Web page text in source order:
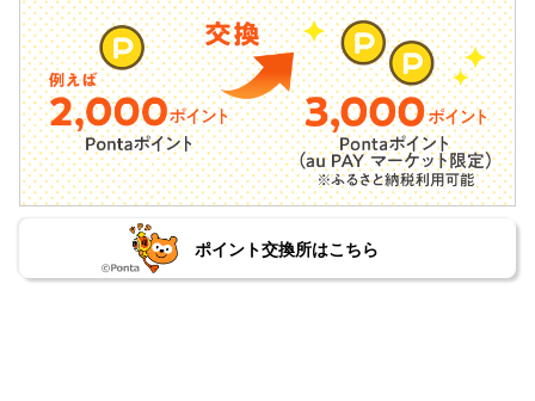
ポイント交換所はこちら